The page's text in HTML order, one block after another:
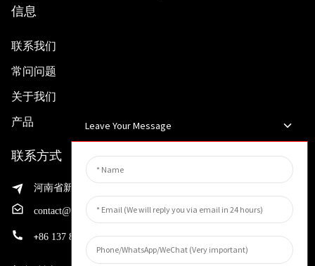
信息
联系我们
常问问题
关于我们
产品
联系方式
河南省新乡市渭滨区先进制造业开发区邵华路199号
contact@huahangfilter.com
+86 137 8194 7634
Leave Your Message